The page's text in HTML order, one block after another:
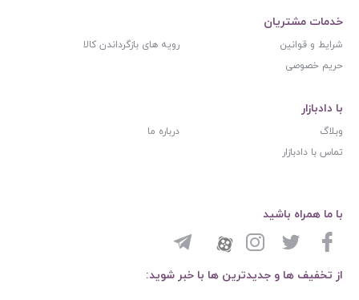
خدمات مشتریان
شرایط و قوانین
رویه های بازگرداندن کالا
حریم خصوصی
با دادبازار
وبلاگ
درباره ما
تماس با دادبازار
از تخفیف ها و جدیدترین ها با خبر شوید:
با ما همراه باشید